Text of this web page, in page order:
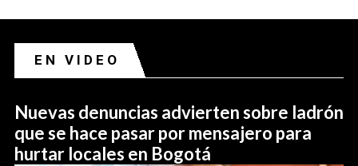
EN VIDEO
Nuevas denuncias advierten sobre ladrón
que se hace pasar por mensajero para
hurtar locales en Bogotá